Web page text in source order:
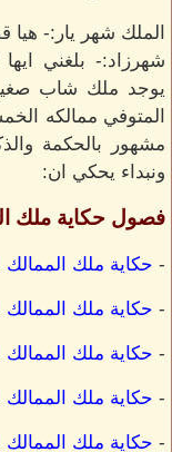
الملك شهر يار:-
شهرزاد:- بلغني
يوجد ملك شاب صغير
المتوفي ممالكه
مشهور بالحكمة
ونبداء يحكي ان:
فصول حكاية ملك
- حكاية ملك
- حكاية ملك الممالك
- حكاية ملك الممالك
- حكاية ملك
- حكاية ملك